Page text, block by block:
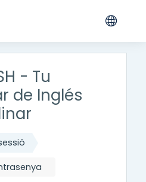
- Tu
de Inglés